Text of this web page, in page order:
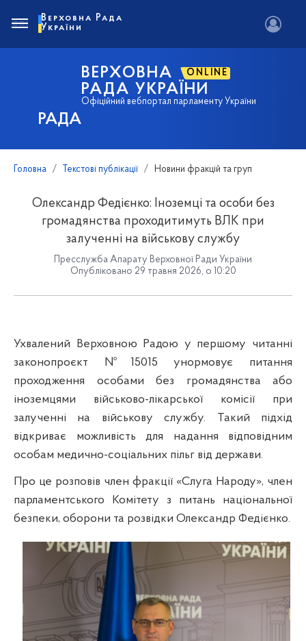
РАДА
ВЕРХОВНА ONLINE
РАДА УКРАЇНИ
Офіційний вебпортал парламенту України
Верховна Рада
України
Головна Текстові публікації Новини фракцій та груп
Олександр Федієнко: Іноземці та особи без
громадянства проходитимуть ВЛК при
залученні на військову службу
Пресслужба Апарату Верховної Ради України
Опубліковано 29 травня 2026, о 10:20
Ухвалений Верховною Радою у першому читанні
законопроєкт №15015 унормовує питання
проходження особами без громадянства або
іноземцями військово-лікарської комісії при
залученні на військову службу. Такий підхід
відкриває можливість для надання відповідним
особам медично-соціальних пільг від держави.
Про це розповів член фракції «Слуга Народу», член
парламентського Комітету з питань національної
безпеки, оборони та розвідки Олександр Федієнко.